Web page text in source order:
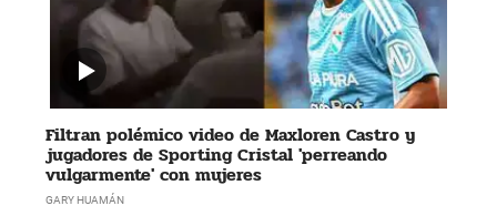
Filtran polémico video de Maxloren Castro y
jugadores de Sporting Cristal 'perreando
vulgarmente' con mujeres
GARY HUAMÁN